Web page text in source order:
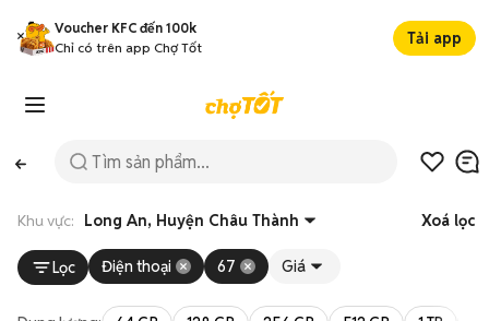
Voucher KFC đến 100k
Chỉ có trên app Chợ Tốt
Tải app
Khu vực: Long An, Huyện Châu Thành Xoá lọc
Lọc Điện thoại 67 Giá